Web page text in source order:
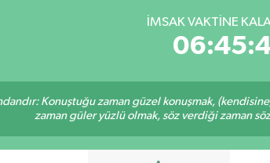
İMSAK VAKTINE
Konuştuğu zaman güzel konuşmak,
zaman güler yüzlü olmak, söz verdiği zaman